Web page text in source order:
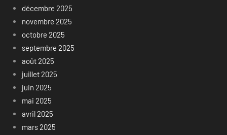
décembre 2025
novembre 2025
octobre 2025
septembre 2025
août 2025
juillet 2025
juin 2025
mai 2025
avril 2025
mars 2025